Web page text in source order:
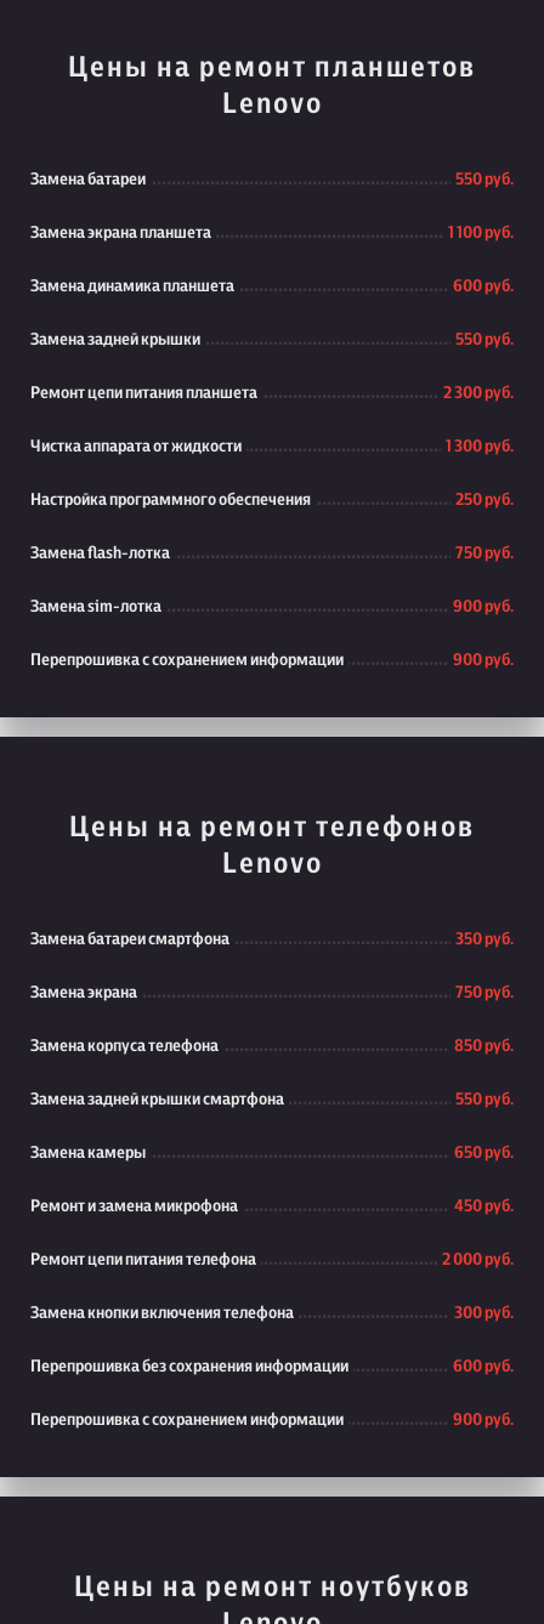
Цены на ремонт планшетов
Lenovo
Замена батареи 550 руб.
Замена экрана планшета 1 100 руб.
Замена динамика планшета 600 руб.
Замена задней крышки 550 руб.
Ремонт цепи питания планшета 2 300 руб.
Чистка аппарата от жидкости 1 300 руб.
Настройка программного обеспечения 250 руб.
Замена flash-лотка 750 руб.
Замена sim-лотка 900 руб.
Перепрошивка с сохранением информации 900 руб.
Цены на ремонт телефонов
Lenovo
Замена батареи смартфона 350 руб.
Замена экрана 750 руб.
Замена корпуса телефона 850 руб.
Замена задней крышки смартфона 550 руб.
Замена камеры 650 руб.
Ремонт и замена микрофона 450 руб.
Ремонт цепи питания телефона 2 000 руб.
Замена кнопки включения телефона 300 руб.
Перепрошивка без сохранения информации 600 руб.
Перепрошивка с сохранением информации 900 руб.
Цены на ремонт ноутбуков